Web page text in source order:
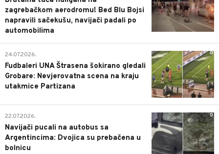
zagrebačkom aerodromu! Bed Blu Bojsi
napravili sačekušu, navijači padali po
automobilima
0
24.07.2026.
Fudbaleri UNA Štrasena šokirano gledali
Grobare: Nevjerovatna scena na kraju
utakmice Partizana
0
22.07.2026.
Navijači pucali na autobus sa
Argentincima: Dvojica su prebačena u
bolnicu